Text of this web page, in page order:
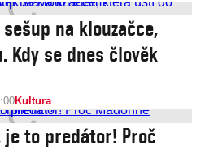
na klouzačce,
Kdy se dnes člověk
Kultura
je to predátor! Proč